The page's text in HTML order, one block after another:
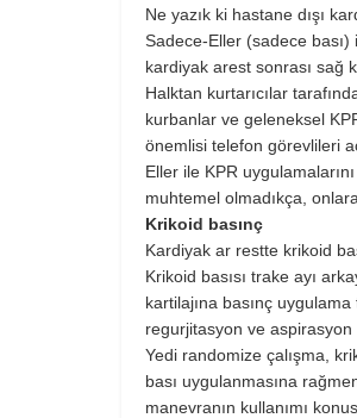
Ne yazık ki hastane dışı
Sadece-Eller (sadece bası)
kardiyak arest sonrası sağ
Halktan kurtarıcılar
kurbanlar ve geleneksel
önemlisi telefon görevlileri
Eller ile KPR
muhtemel olmadıkça,
Krikoid basınç
Kardiyak ar restte krikoid
Krikoid basısı trake ayı
kartilajına basınç
regurjitasyon ve
Yedi randomize çalışma,
bası uygulanmasına
manevranın kullanımı